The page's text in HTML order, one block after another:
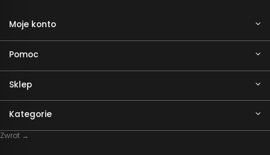
Moje konto
Pomoc
Sklep
Kategorie
Zwrot →